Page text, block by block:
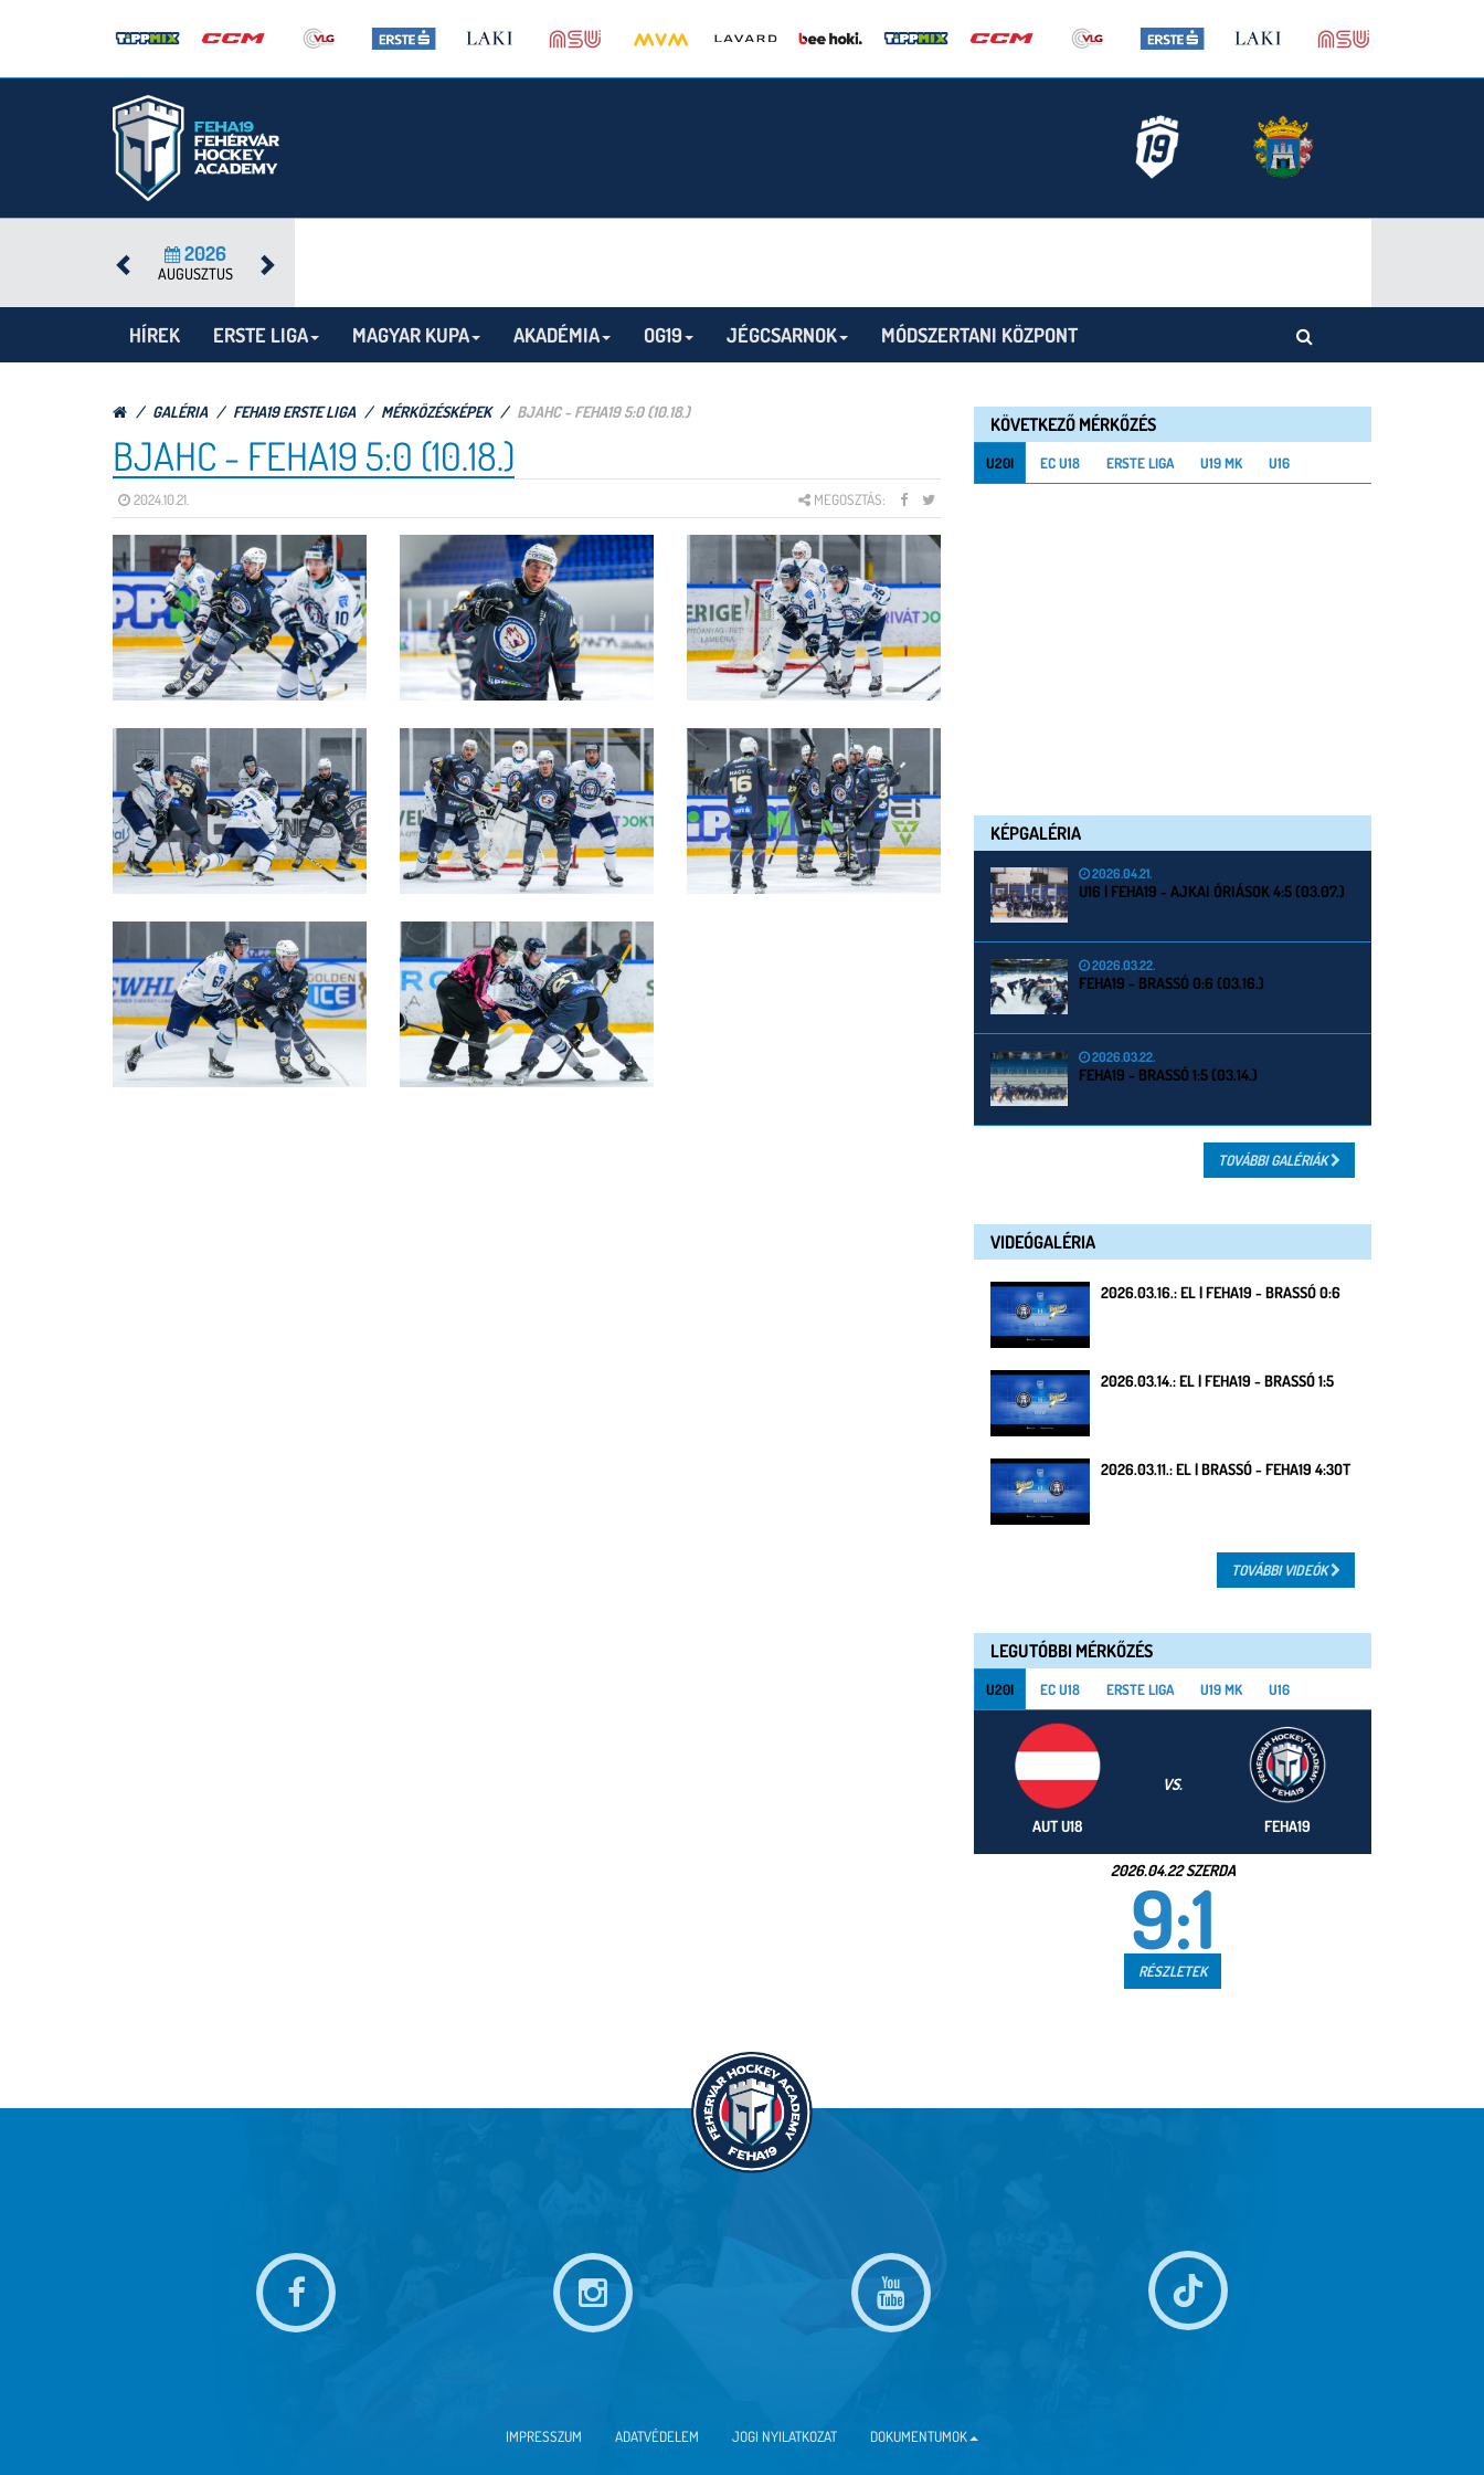
2026
AUGUSZTUS
HÍREK ERSTE LIGA MAGYAR KUPA AKADÉMIA OG19 JÉGCSARNOK MÓDSZERTANI KÖZPONT
GALÉRIA FEHA19 ERSTE LIGA MÉRKÖZÉSKÉPEK BJAHC - FEHA19 5:0 (10.18.)
BJAHC - FEHA19 5:0 (10.18.)
2024.10.21. MEGOSZTÁS:
KÖVETKEZŐ MÉRKŐZÉS
U20I EC U18 ERSTE LIGA U19 MK U16
KÉPGALÉRIA
2026.04.21.
U16 | FEHA19 - AJKAI ÓRIÁSOK 4:5 (03.07.)
2026.03.22.
FEHA19 - BRASSÓ 0:6 (03.16.)
2026.03.22.
FEHA19 - BRASSÓ 1:5 (03.14.)
TOVÁBBI GALÉRIÁK
VIDEÓGALÉRIA
2026.03.16.: EL | FEHA19 - BRASSÓ 0:6
2026.03.14.: EL | FEHA19 - BRASSÓ 1:5
2026.03.11.: EL | BRASSÓ - FEHA19 4:3OT
TOVÁBBI VIDEÓK
LEGUTÓBBI MÉRKŐZÉS
U20I EC U18 ERSTE LIGA U19 MK U16
AUT U18
VS.
FEHA19
2026.04.22 SZERDA
9:1
RÉSZLETEK
IMPRESSZUM ADATVÉDELEM JOGI NYILATKOZAT DOKUMENTUMOK